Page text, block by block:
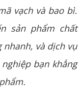
vạch và bao bì.
sản phẩm chất
nhanh, và dịch vụ
bạn khẳng